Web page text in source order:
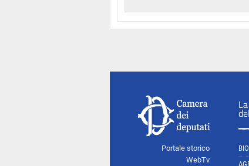
Portale storico
WebTv